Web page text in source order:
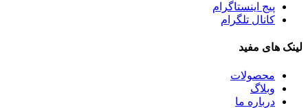
پیج اینستاگرام
کانال تلگرام
لینک های مفید
محصولات
وبلاگ
درباره ما